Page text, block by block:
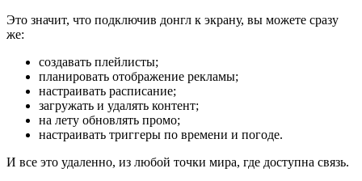
Это значит, что подключив донгл к экрану, вы можете сразу
же:
создавать плейлисты;
планировать отображение рекламы;
настраивать расписание;
загружать и удалять контент;
на лету обновлять промо;
настраивать триггеры по времени и погоде.
И все это удаленно, из любой точки мира, где доступна связь.